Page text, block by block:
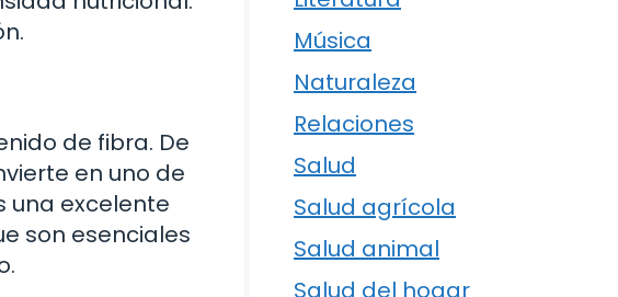
de fibra. De
en uno de
una excelente
son esenciales
Música
Naturaleza
Relaciones
Salud
Salud agrícola
Salud animal
Salud del hogar